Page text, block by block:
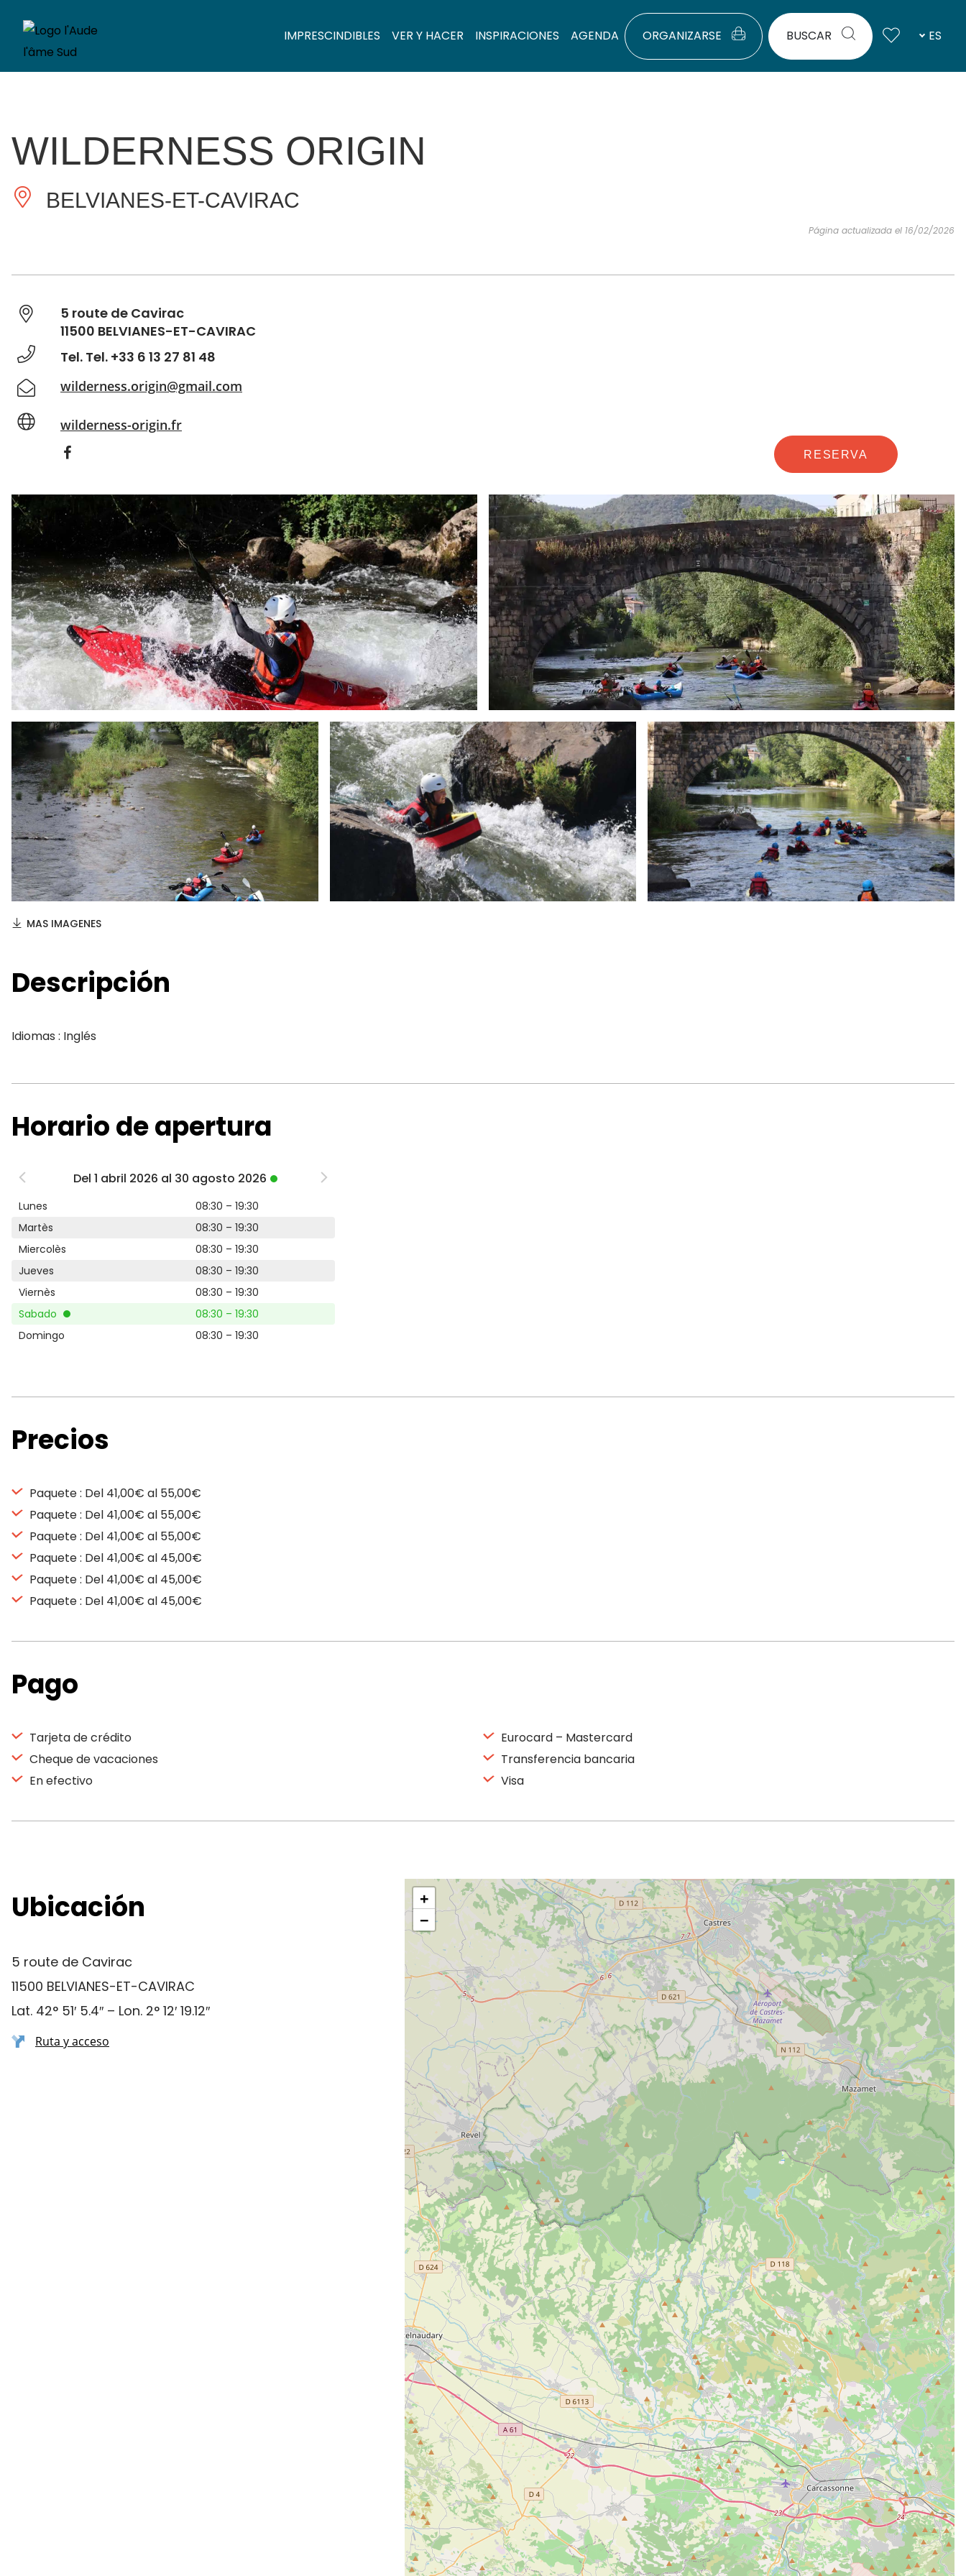
IMPRESCINDIBLES VER Y HACER INSPIRACIONES AGENDA ORGANIZARSE BUSCAR ES
WILDERNESS ORIGIN
BELVIANES-ET-CAVIRAC
Página actualizada el 16/02/2026
5 route de Cavirac
11500 BELVIANES-ET-CAVIRAC
Tel. Tel. +33 6 13 27 81 48
wilderness.origin@gmail.com
wilderness-origin.fr
RESERVA
MAS IMAGENES
Descripción
Idiomas : Inglés
Horario de apertura
Del 1 abril 2026 al 30 agosto 2026
Lunes
08:30 – 19:30
Martès
08:30 – 19:30
Miercolès
08:30 – 19:30
Jueves
08:30 – 19:30
Viernès
08:30 – 19:30
Sabado
08:30 – 19:30
Domingo
08:30 – 19:30
Precios
Paquete : Del 41,00€ al 55,00€
Paquete : Del 41,00€ al 55,00€
Paquete : Del 41,00€ al 55,00€
Paquete : Del 41,00€ al 45,00€
Paquete : Del 41,00€ al 45,00€
Paquete : Del 41,00€ al 45,00€
Pago
Tarjeta de crédito
Cheque de vacaciones
En efectivo
Eurocard – Mastercard
Transferencia bancaria
Visa
Ubicación
5 route de Cavirac
11500 BELVIANES-ET-CAVIRAC
Lat. 42° 51′ 5.4″ – Lon. 2° 12′ 19.12″
Ruta y acceso
+
−